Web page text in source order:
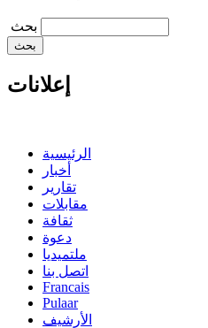
‏بحث ‏
إعلانات
الرئيسية
أخبار
تقارير
مقابلات
ثقافة
دعوة
ملتميديا
اتصل بنا
Francais
Pulaar
الأرشيف